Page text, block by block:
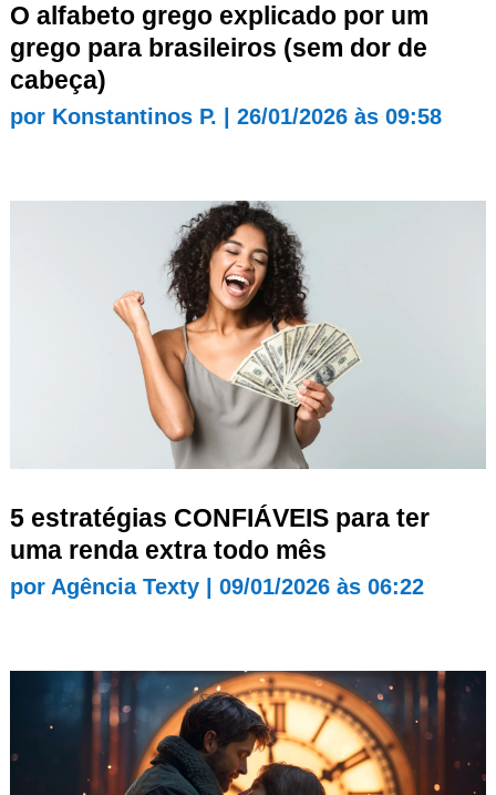
O alfabeto grego explicado por um
grego para brasileiros (sem dor de
cabeça)
por Konstantinos P. 26/01/2026 às 09:58
5 estratégias CONFIÁVEIS para ter
uma renda extra todo mês
por Agência Texty| 09/01/2026 às 06:22